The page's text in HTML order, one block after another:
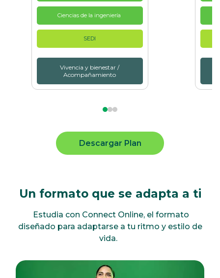
Ciencias de la ingeniería
SEDI
Vivencia y bienestar /
Acompañamiento
Descargar Plan
Un formato que se adapta a ti
Estudia con Connect Online, el formato
diseñado para adaptarse a tu ritmo y estilo de
vida.